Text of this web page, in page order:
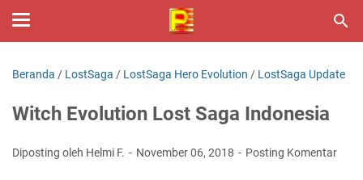
Beranda / LostSaga / LostSaga Hero Evolution / LostSaga Update
Witch Evolution Lost Saga Indonesia
Diposting oleh Helmi F. November 06, 2018 Posting Komentar